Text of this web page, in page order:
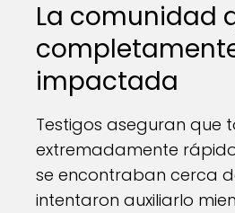
La comunidad
impactada
Testigos aseguran que
extremadamente
se encontraban cerca
intentaron auxiliarlo